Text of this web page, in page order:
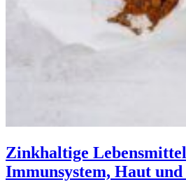
Zinkhaltige
Immunsystem, Haut und